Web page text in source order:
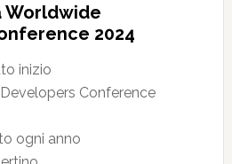
Worldwide
2024
inizio
Conference
ogni anno